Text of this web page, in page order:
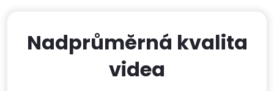
Nadprůměrná kvalita
videa